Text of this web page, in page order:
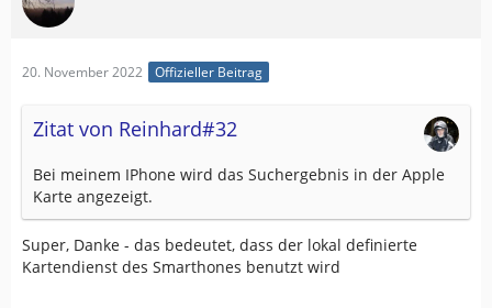
20. November 2022 Offizieller Beitrag
Zitat von Reinhard#32
Bei meinem IPhone wird das Suchergebnis in der Apple
Karte angezeigt.
Super, Danke - das bedeutet, dass der lokal definierte
Kartendienst des Smarthones benutzt wird